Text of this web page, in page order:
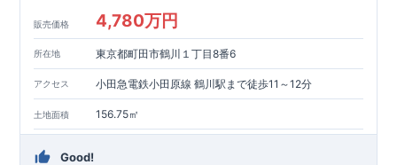
1.2倍の暴風に対しても損傷を生じないことで耐風最高等級
取得しています。 ■自社一貫体制もっと詳しく 東栄住宅は土
地の仕入れ、設計、施工、販売、メンテナンスまで、すべての
プロセスに携わっています。 ■ アフターサポート
快適に暮らすことができる住宅の品質を長期にわたり
維持するには、定期的な点検を実施することが重要です。
60年間の保証制度がございます。もちろん、定期点検以外でも
販売価格 4,780万円
所在地 東京都町田市鶴川１丁目8番6
アクセス 小田急電鉄小田原線 鶴川駅まで徒歩11～12分
土地面積 156.75㎡
Good!